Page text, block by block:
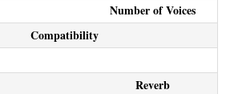
Number of Voices
Compatibility
Reverb